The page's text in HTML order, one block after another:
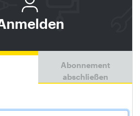
Abonnement
abschließen